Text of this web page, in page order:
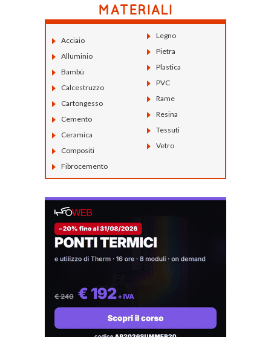
Acciaio
Alluminio
Bambù
Calcestruzzo
Cartongesso
Cemento
Ceramica
Compositi
Fibrocemento
Legno
Pietra
Plastica
PVC
Rame
Resina
Tessuti
Vetro